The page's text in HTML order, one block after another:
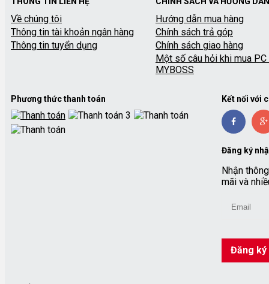
Về chúng tôi
Thông tin tài khoản ngân hàng
Thông tin tuyển dụng
Hướng dẫn mua hàng
Chính sách trả góp
Chính sách giao hàng
Một số câu hỏi khi mua
MYBOSS
Phương thức thanh toán Kết nối với
Đăng ký
Nhận
mãi và
Đăng ký